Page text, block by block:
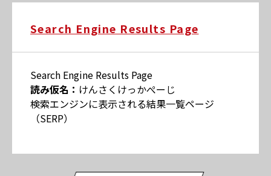
Search Engine Results Page
Search Engine Results Page
読み仮名： けんさくけっかぺーじ
検索エンジンに表示される結果一覧ページ
（SERP）